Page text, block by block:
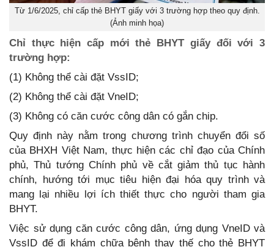
Từ 1/6/2025, chỉ cấp thẻ BHYT giấy với 3 trường hợp theo quy định.
(Ảnh minh họa)
Chỉ thực hiện cấp mới thẻ BHYT giấy đối với 3
trường hợp:
(1) Không thể cài đặt VssID;
(2) Không thể cài đặt VneID;
(3) Không có căn cước công dân có gắn chip.
Quy định này nằm trong chương trình chuyển đổi số
của BHXH Việt Nam, thực hiện các chỉ đạo của Chính
phủ, Thủ tướng Chính phủ về cắt giảm thủ tục hành
chính, hướng tới mục tiêu hiện đại hóa quy trình và
mang lại nhiều lợi ích thiết thực cho người tham gia
BHYT.
Việc sử dụng căn cước công dân, ứng dụng VneID và
VssID để đi khám chữa bệnh thay thế cho thẻ BHYT